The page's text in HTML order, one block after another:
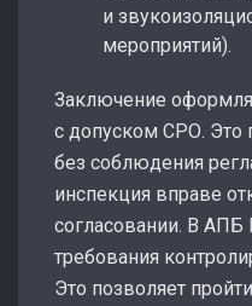
и
мероприятий).
Заключение
с допуском СРО. Это
без соблюдения
инспекция вправе
согласовании. В
требования
Это позволяет